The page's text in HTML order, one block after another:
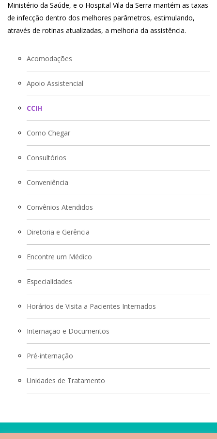
Ministério da Saúde, e o Hospital Vila da Serra mantém as taxas
de infecção dentro dos melhores parâmetros, estimulando,
através de rotinas atualizadas, a melhoria da assistência.
Acomodações
Apoio Assistencial
CCIH
Como Chegar
Consultórios
Conveniência
Convênios Atendidos
Diretoria e Gerência
Encontre um Médico
Especialidades
Horários de Visita a Pacientes Internados
Internação e Documentos
Pré-internação
Unidades de Tratamento